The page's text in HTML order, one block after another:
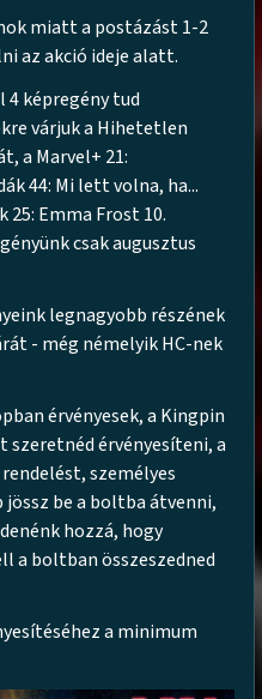
miatt a postázást 1-2
az akció ideje alatt.
4 képregény tud
várjuk a Hihetetlen
a Marvel+ 21:
44: Mi lett volna, ha...
25: Emma Frost 10.
csak augusztus
legnagyobb részének
- még némelyik HC-nek
érvényesek, a Kingpin
érvényesíteni, a
személyes
be a boltba átvenni,
hozzá, hogy
a boltban összeszedned
a minimum